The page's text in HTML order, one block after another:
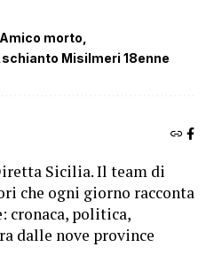
morto
schianto Misilmeri 18enne
Sicilia. Il team di
che ogni giorno racconta
cronaca, politica,
dalle nove province